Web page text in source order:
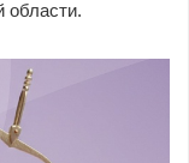
области.